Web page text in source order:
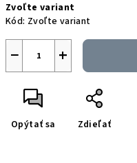
cena:
Zvoľte variant
Kód: Zvoľte variant
+
−
Opýtať sa Zdieľať